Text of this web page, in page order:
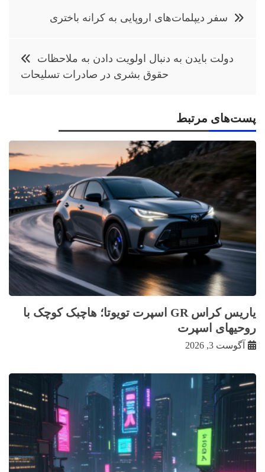
راهبریسفر دیپلمات‌های اروپایی به کرانه باختری
دولت بایدن به دنبال اولویت دادن به ملاحظات
حقوق بشری در صادرات تسلیحات
پست‌های مرتبط
یاریس کراس GR اسپرت تویوتا؛ هاچبک کوچک با
روحیهای اسپرت
آگوست 3, 2026